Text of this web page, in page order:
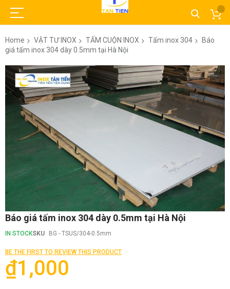
Home VẬT TƯ INOX TẤM CUỘN INOX Tấm inox 304
Báo
giá tấm inox 304 dày 0.5mm tại Hà Nội
Skip
to
the
end
images
Skip
the
of
the
images
gallery
Báo giá tấm inox 304 dày 0.5mm tại Hà Nội
IN STOCKSKU BG - TSUS/304-0.5mm
BE THE FIRST TO REVIEW THIS PRODUCT
₫1,000